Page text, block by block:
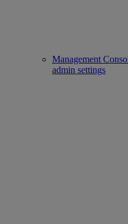
Management
admin settings